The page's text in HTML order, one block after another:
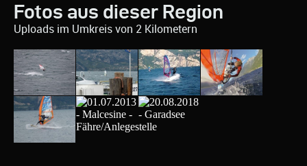
Fotos aus dieser Region
Uploads im Umkreis von 2 Kilometern